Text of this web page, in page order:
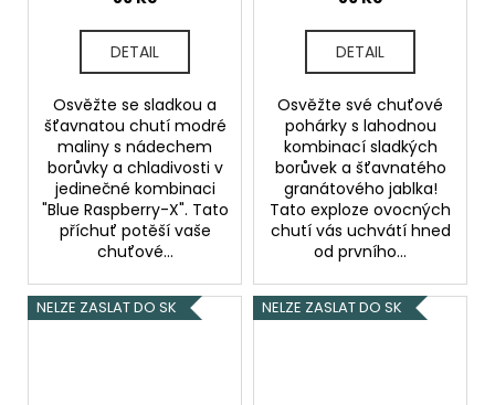
DETAIL
Osvěžte se sladkou a
šťavnatou chutí modré
maliny s nádechem
borůvky a chladivosti v
jedinečné kombinaci
"Blue Raspberry-X". Tato
příchuť potěší vaše
chuťové...
DETAIL
Osvěžte své chuťové
pohárky s lahodnou
kombinací sladkých
borůvek a šťavnatého
granátového jablka!
Tato exploze ovocných
chutí vás uchvátí hned
od prvního...
NELZE ZASLAT DO SK NELZE ZASLAT DO SK